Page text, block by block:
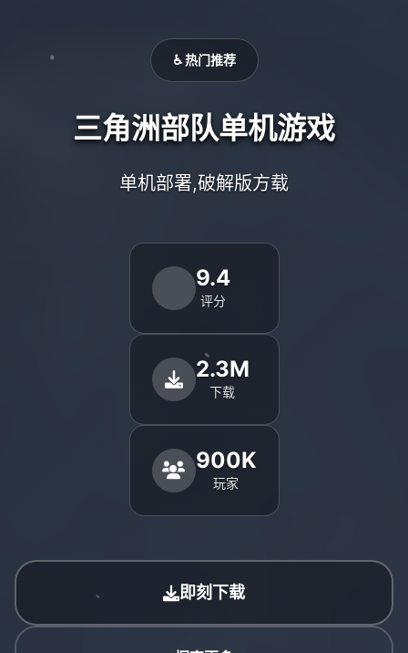
♿ 热门推荐
三角洲部队单机游戏
单机部署,破解版方载
9.4
评分
2.3M
下载
900K
玩家
即刻下载